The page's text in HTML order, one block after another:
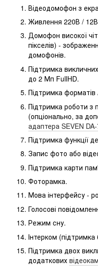
Відеодомофон з
Живлення 220В /
Домофон високої
пікселів) -
домофонів.
Підтримка
до 2 Мп FullHD.
Підтримка форматів
Підтримка роботи з
(опціонально, за
адаптера SEVEN
Підтримка функції
Запис фото або
Підтримка карти
Фоторамка.
Мова інтерфейсу -
Голосові
Режим сну.
Інтерком (підтримка
Підтримка двох
додаткових